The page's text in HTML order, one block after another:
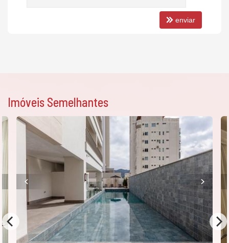
enviar
Imóveis Semelhantes